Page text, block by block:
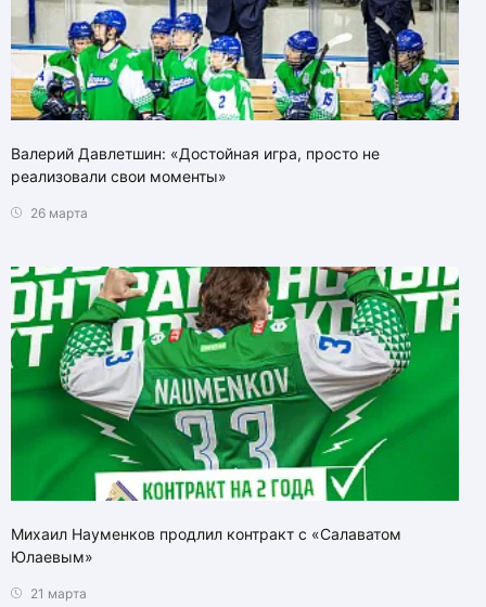
Валерий Давлетшин: «Достойная игра, просто не
реализовали свои моменты»
26 марта
Михаил Науменков продлил контракт с «Салаватом
Юлаевым»
21 марта